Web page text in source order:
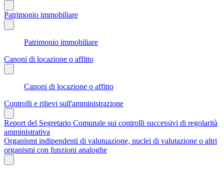
Patrimonio immobiliare
Patrimonio immobiliare
Canoni di locazione o affitto
Canoni di locazione o affitto
Controlli e rilievi sull'amministrazione
Report del Segretario Comunale sui controlli successivi di regolarità
amministrativa
Organismi indipendenti di valutuazione, nuclei di valutazione o altri
organismi con funzioni analoghe